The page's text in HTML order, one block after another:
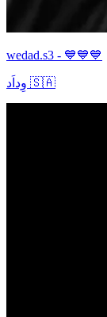
wedad.s3 - 💙💙💙
وِداَد 🇸🇦